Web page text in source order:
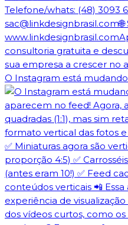
O Instagram está